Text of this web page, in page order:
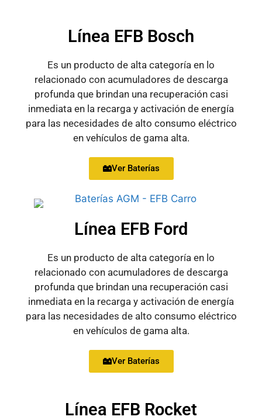
Línea EFB Bosch
Es un producto de alta categoría en lo
relacionado con acumuladores de descarga
profunda que brindan una recuperación casi
inmediata en la recarga y activación de energía
para las necesidades de alto consumo eléctrico
en vehículos de gama alta.
Ver Baterías
Línea EFB Ford
Es un producto de alta categoría en lo
relacionado con acumuladores de descarga
profunda que brindan una recuperación casi
inmediata en la recarga y activación de energía
para las necesidades de alto consumo eléctrico
en vehículos de gama alta.
Ver Baterías
Línea EFB Rocket